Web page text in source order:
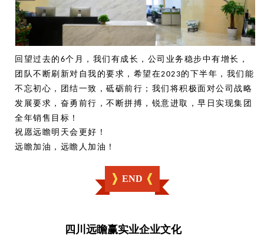
回望过去的 6个月，我们有成长，公司业务稳步中有增长，
团队不断刷新对自我的要求，希望在2023的下半年，我们能
不忘初心，团结一致，砥砺前行； 我们将积极面对公司战略
发展要求，奋勇前行，不断拼搏，锐意进取， 早日实现集团
全年销售目标！
祝愿远瞻明天会更好！
远瞻加油，远瞻人加油！
END
四川远瞻赢实业企业文化